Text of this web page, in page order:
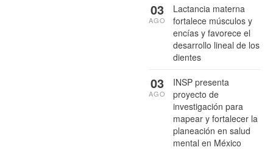
Lactancia materna
fortalece músculos y
encías y favorece el
desarrollo lineal de los
dientes
03
AGO
INSP presenta
proyecto de
investigación para
mapear y fortalecer la
planeación en salud
mental en México
03
AGO